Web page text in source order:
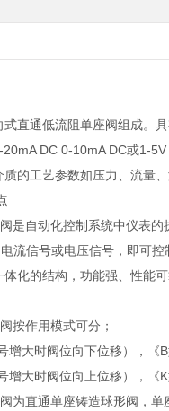
式直通低流阻单座阀组成。
DC 0-10mA DC或1-
的工艺参数如压力、流量
是自动化控制系统中仪表
流信号或电压信号，即可
化的结构，功能强、性能
按作用模式可分；
增大时阀位向下位移），《
增大时阀位向上位移），《
为直通单座铸造球形阀，